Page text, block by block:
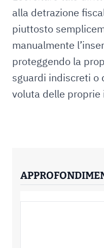
alla detrazione
piuttosto
manualmente
proteggendo la
sguardi indiscreti o
voluta delle proprie